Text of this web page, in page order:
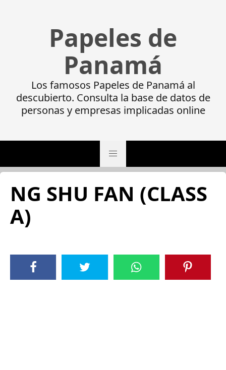
Papeles de
Panamá
Los famosos Papeles de Panamá al
descubierto. Consulta la base de datos de
personas y empresas implicadas online
NG SHU FAN (CLASS
A)